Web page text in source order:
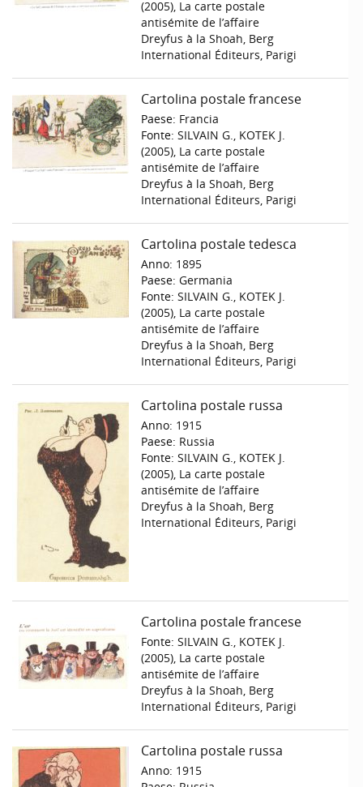
(2005), La carte postale
antisémite de l’affaire
Dreyfus à la Shoah, Berg
International Éditeurs, Parigi
Cartolina postale francese
Paese: Francia
Fonte: SILVAIN G., KOTEK J.
(2005), La carte postale
antisémite de l’affaire
Dreyfus à la Shoah, Berg
International Éditeurs, Parigi
Cartolina postale tedesca
Anno: 1895
Paese: Germania
Fonte: SILVAIN G., KOTEK J.
(2005), La carte postale
antisémite de l’affaire
Dreyfus à la Shoah, Berg
International Éditeurs, Parigi
Cartolina postale russa
Anno: 1915
Paese: Russia
Fonte: SILVAIN G., KOTEK J.
(2005), La carte postale
antisémite de l’affaire
Dreyfus à la Shoah, Berg
International Éditeurs, Parigi
Cartolina postale francese
Fonte: SILVAIN G., KOTEK J.
(2005), La carte postale
antisémite de l’affaire
Dreyfus à la Shoah, Berg
International Éditeurs, Parigi
Cartolina postale russa
Anno: 1915